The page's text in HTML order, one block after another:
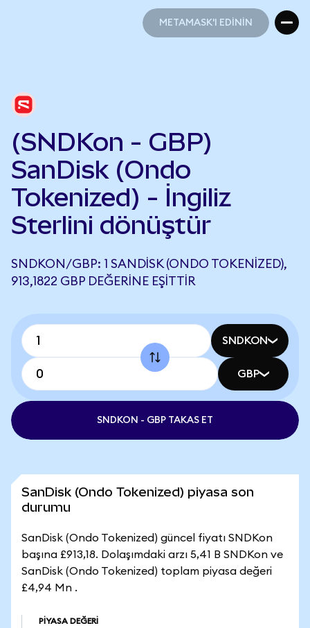
METAMASK'I EDİNİN
(SNDKon - GBP)
SanDisk (Ondo
Tokenized) - İngiliz
Sterlini dönüştür
SNDKON/GBP: 1 SANDISK (ONDO TOKENIZED),
913,1822 GBP DEĞERINE EŞITTIR
SNDKON
GBP
SNDKON - GBP TAKAS ET
SanDisk (Ondo Tokenized) piyasa son
durumu
SanDisk (Ondo Tokenized) güncel fiyatı SNDKon
başına £913,18. Dolaşımdaki arzı 5,41 B SNDKon ve
SanDisk (Ondo Tokenized) toplam piyasa değeri
£4,94 Mn .
PIYASA DEĞERI